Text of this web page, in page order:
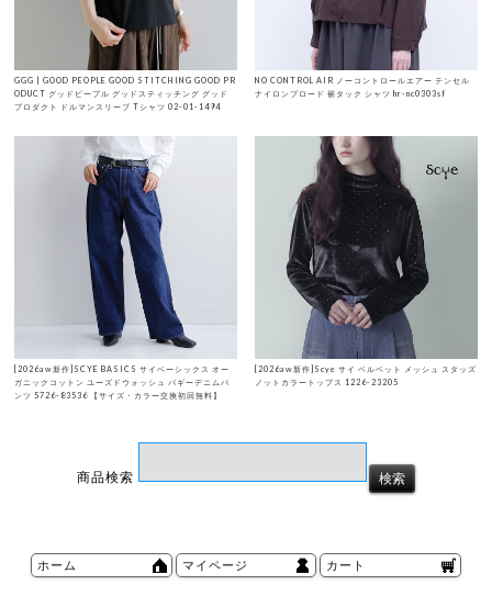
GGG | GOOD PEOPLE GOOD STITCHING GOOD PR
ODUCT グッドピープル グッドスティッチング グッド
プロダクト ドルマンスリーブ Tシャツ 02-01-1494
NO CONTROL AIR ノーコントロールエアー テンセル
ナイロンブロード 裾タック シャツ hr-nc0303sf
[2026aw新作]SCYE BASICS サイベーシックス オー
ガニックコットン ユーズドウォッシュ バギーデニムパ
ンツ 5726-83536 【サイズ・カラー交換初回無料】
[2026aw新作]Scye サイ ベルベット メッシュ スタッズ
ノットカラートップス 1226-23205
商品検索
ホーム マイページ カート